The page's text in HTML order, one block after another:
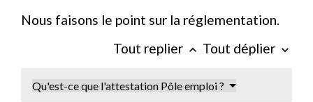
Nous faisons le point sur la réglementation.
Tout replier keyboard_arrow_up Tout déplier keyboard_arrow_down
Qu'est-ce que l'attestation Pôle emploi ?